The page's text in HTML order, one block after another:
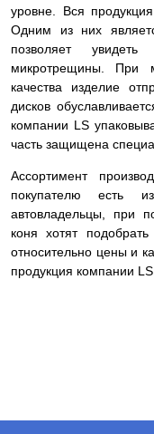
уровне. Вся
Одним из них
позволяет
микротрещины. При
качества изделие
дисков
компании LS
часть защищена
Ассортимент
покупателю есть
автовладельцы, при
коня хотят
относительно цены и
продукция компании LS.